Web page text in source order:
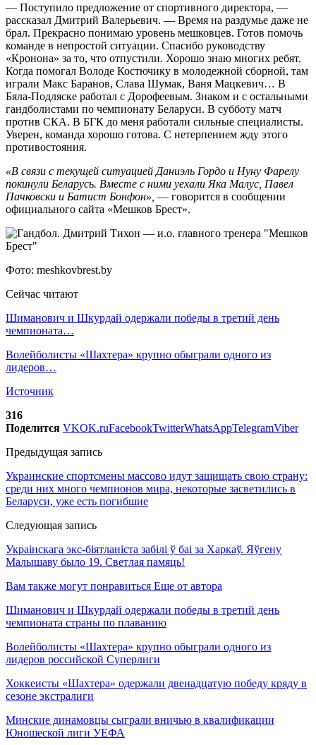
— Поступило предложение от спортивного директора, —
рассказал Дмитрий Валерьевич. — Время на раздумье даже не
брал. Прекрасно понимаю уровень мешковцев. Готов помочь
команде в непростой ситуации. Спасибо руководству
«Кронона» за то, что отпустили. Хорошо знаю многих ребят.
Когда помогал Володе Костючику в молодежной сборной, там
играли Макс Баранов, Слава Шумак, Ваня Мацкевич… В
Бяла-Подляске работал с Дорофеевым. Знаком и с остальными
гандболистами по чемпионату Беларуси. В субботу матч
против СКА. В БГК до меня работали сильные специалисты.
Уверен, команда хорошо готова. С нетерпением жду этого
противостояния.
«В связи с текущей ситуацией Даниэль Гордо и Нуну Фарелу
покинули Беларусь. Вместе с ними уехали Яка Малус, Павел
Пачковски и Батист Бонфон», — говорится в сообщении
официального сайта «Мешков Брест».
Фото: meshkovbrest.by
Сейчас читают
Шиманович и Шкурдай одержали победы в третий день
чемпионата…
Волейболисты «Шахтера» крупно обыграли одного из
лидеров…
Источник
316
Поделится VKOK.ruFacebookTwitterWhatsAppTelegramViber
Предыдущая запись
Украинские спортсмены массово идут защищать свою страну:
среди них много чемпионов мира, некоторые засветились в
Беларуси, уже есть погибшие
Следующая запись
Украінскага экс-біятланіста забілі ў баі за Харкаў. Яўгену
Малышаву было 19. Светлая памяць!
Вам также могут понравиться Еще от автора
Шиманович и Шкурдай одержали победы в третий день
чемпионата страны по плаванию
Волейболисты «Шахтера» крупно обыграли одного из
лидеров российской Суперлиги
Хоккеисты «Шахтера» одержали двенадцатую победу кряду в
сезоне экстралиги
Минские динамовцы сыграли вничью в квалификации
Юношеской лиги УЕФА